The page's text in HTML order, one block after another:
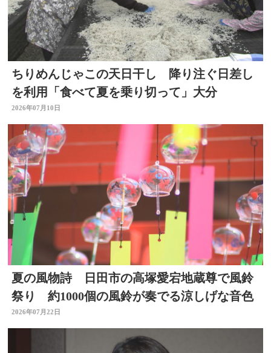
ちりめんじゃこの天日干し 降り注ぐ日差し
を利用「食べて夏を乗り切って」大分
2026年07月10日
夏の風物詩 日田市の高塚愛宕地蔵尊で風鈴
祭り 約1000個の風鈴が奏でる涼しげな音色
2026年07月22日